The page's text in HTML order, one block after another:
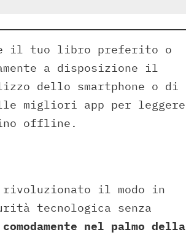
il tuo libro preferito o
a disposizione il
dello smartphone o di
migliori app per leggere
offline.
rivoluzionato il modo in
tecnologica senza
nel palmo della